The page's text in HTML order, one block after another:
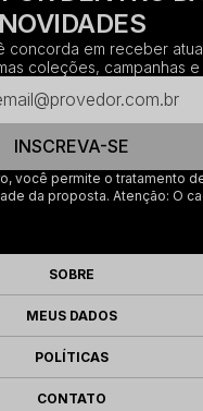
NOVIDADES
concorda em receber
coleções, campanhas
INSCREVA-SE
você permite o tratamento
da proposta. Atenção: O
SOBRE
MEUS DADOS
POLÍTICAS
CONTATO